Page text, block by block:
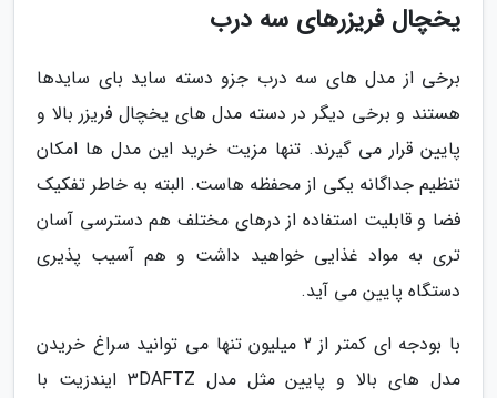
یخچال فریزرهای سه درب
برخی از مدل های سه درب جزو دسته ساید بای سایدها
هستند و برخی دیگر در دسته مدل های یخچال فریزر بالا و
پایین قرار می گیرند. تنها مزیت خرید این مدل ها امکان
تنظیم جداگانه یکی از محفظه هاست. البته به خاطر تفکیک
فضا و قابلیت استفاده از درهای مختلف هم دسترسی آسان
تری به مواد غذایی خواهید داشت و هم آسیب پذیری
دستگاه پایین می آید.
با بودجه ای کمتر از 2 میلیون تنها می توانید سراغ خریدن
مدل های بالا و پایین مثل مدل 3DAFTZ ایندزیت با